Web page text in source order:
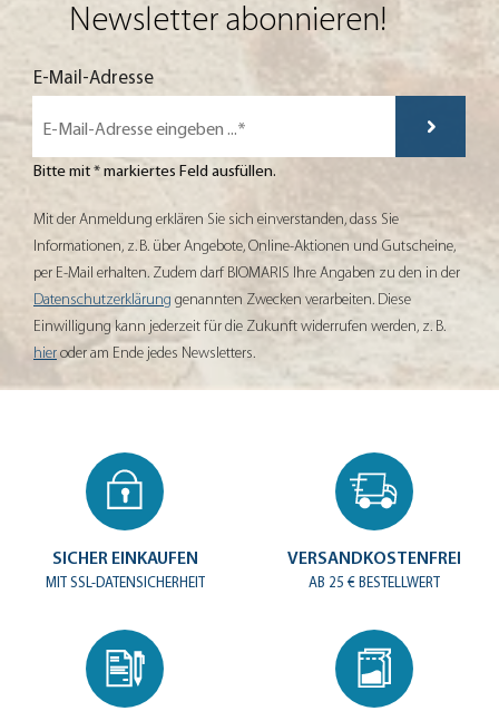
Newsletter abonnieren!
Mit der Anmeldung erklären Sie sich einverstanden, dass Sie
E-Mail-Adresse
Bitte mit * markiertes Feld ausfüllen.
Mit der Anmeldung erklären Sie sich einverstanden, dass Sie
Informationen, z. B. über Angebote, Online-Aktionen und Gutscheine,
per E-Mail erhalten. Zudem darf BIOMARIS Ihre Angaben zu den in der
Datenschutzerklärung genannten Zwecken verarbeiten. Diese
Einwilligung kann jederzeit für die Zukunft widerrufen werden, z. B.
hier oder am Ende jedes Newsletters.
SICHER EINKAUFEN
MIT SSL-DATENSICHERHEIT
VERSANDKOSTENFREI
AB 25 € BESTELLWERT